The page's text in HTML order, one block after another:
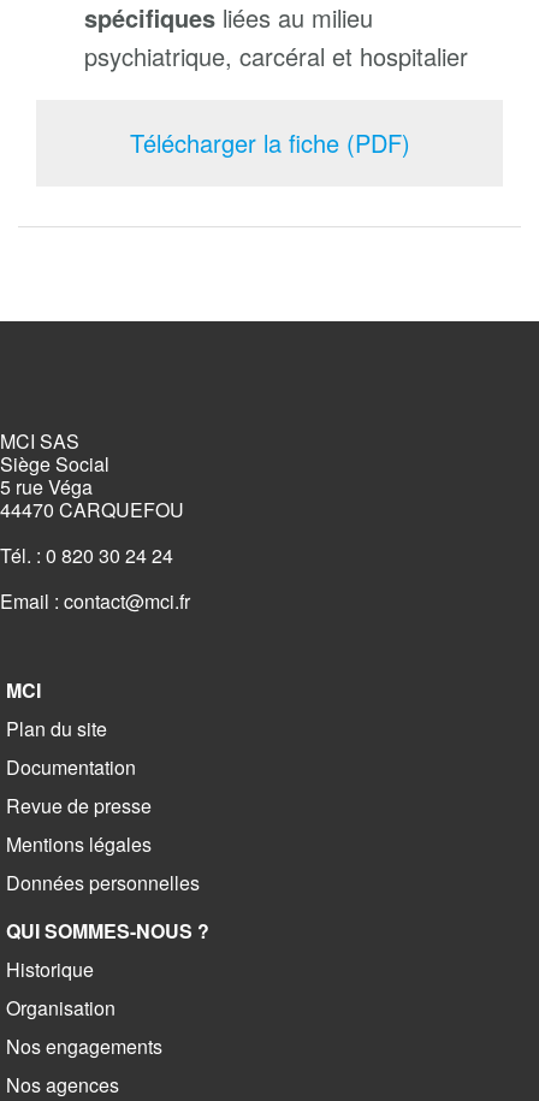
spécifiques liées au milieu
psychiatrique, carcéral et hospitalier
Télécharger la fiche (PDF)
MCI SAS
Siège Social
5 rue Véga
44470 CARQUEFOU
Tél. : 0 820 30 24 24
Email : contact@mci.fr
MCI
Plan du site
Documentation
Revue de presse
Mentions légales
Données personnelles
QUI SOMMES-NOUS ?
Historique
Organisation
Nos engagements
Nos agences